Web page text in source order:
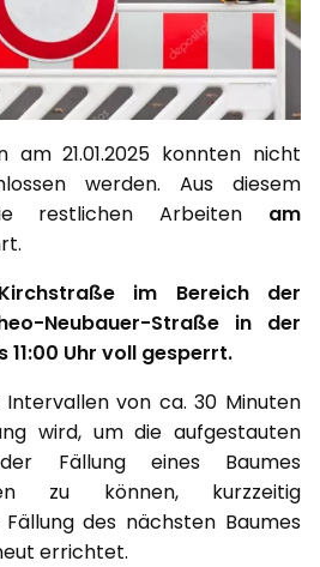
am 21.01.2025 konnten nicht
werden. Aus diesem
restlichen Arbeiten am
im Bereich der
Neubauer-Straße in der
11:00 Uhr voll gesperrt.
von ca. 30 Minuten
wird, um die aufgestauten
Fällung eines Baumes
zu können, kurzzeitig
des nächsten Baumes
errichtet.